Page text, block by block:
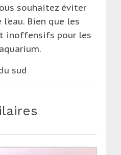
souhaitez éviter
Bien que les
inoffensifs pour les
sud